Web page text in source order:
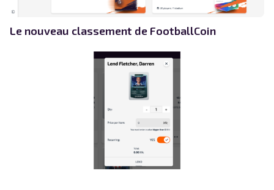
Le nouveau classement de FootballCoin